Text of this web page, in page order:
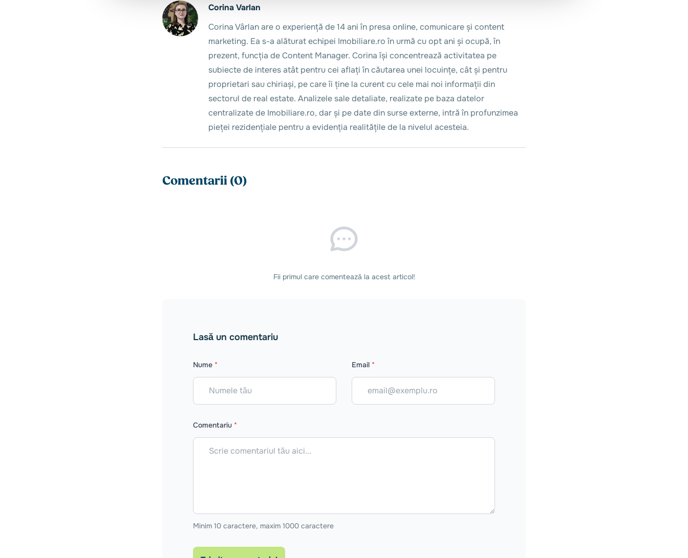
Corina Varlan
Corina Vârlan are o experiență de 14 ani în presa online, comunicare și content
marketing. Ea s-a alăturat echipei Imobiliare.ro în urmă cu opt ani și ocupă, în
prezent, funcția de Content Manager. Corina își concentrează activitatea pe
subiecte de interes atât pentru cei aflați în căutarea unei locuințe, cât și pentru
proprietari sau chiriași, pe care îi ține la curent cu cele mai noi informații din
sectorul de real estate. Analizele sale detaliate, realizate pe baza datelor
centralizate de Imobiliare.ro, dar și pe date din surse externe, intră în profunzimea
pieței rezidențiale pentru a evidenția realitățile de la nivelul acesteia.
Comentarii (0)
Fii primul care comentează la acest articol!
Lasă un comentariu
Nume * Email *
Comentariu *
Minim 10 caractere, maxim 1000 caractere